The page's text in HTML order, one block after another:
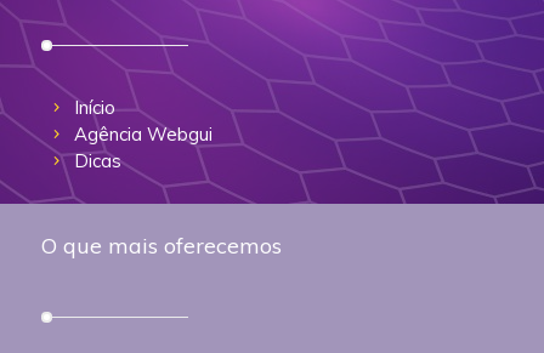
Início
Agência Webgui
Dicas
O que mais oferecemos